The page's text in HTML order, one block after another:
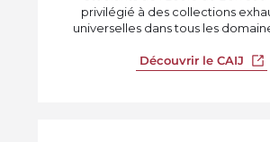
privilégié à des collections
universelles dans tous les
Découvrir le CAIJ